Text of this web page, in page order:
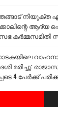
നിയുക്ത
ആദ്യ
കർമ്മസമിതി
മരിച്ചു:
4 പേർക്ക്